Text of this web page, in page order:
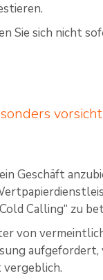
Sie sich nicht
Geschäft
Calling“ zu
von